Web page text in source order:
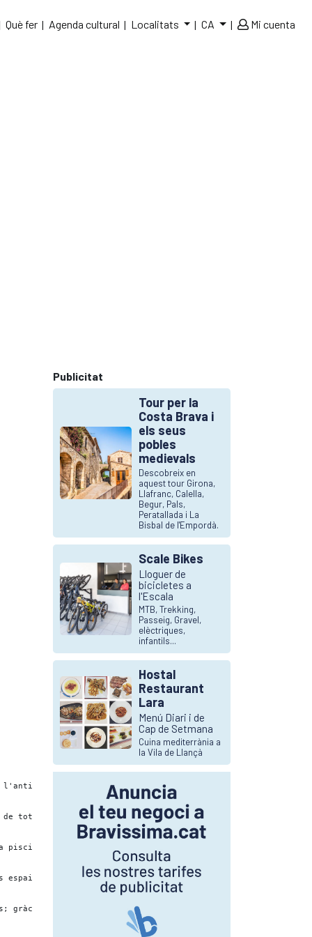
Què fer Agenda cultural Localitats CA Mi cuenta
convent de Santa Clara i les muralles de la ciutat.
de tots els clients.
o descansa a les habitacions càlides i acollidores.
les teves celebracions semblaran de pel·lícula.
gràcies a l'àmplia experiència que tenen, l'èxit estarà
Publicitat
Tour per la
Costa Brava i
els seus
pobles
medievals
Descobreix en
aquest tour Girona,
Llafranc, Calella,
Begur, Pals,
Peratallada i La
Bisbal de l'Empordà.
Scale Bikes
Lloguer de
bicicletes a
l'Escala
MTB, Trekking,
Passeig, Gravel,
elèctriques,
infantils...
Hostal
Restaurant
Lara
Menú Diari i de
Cap de Setmana
Cuina mediterrània a
la Vila de Llançà